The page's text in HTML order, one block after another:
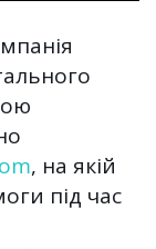
, на якій
під час